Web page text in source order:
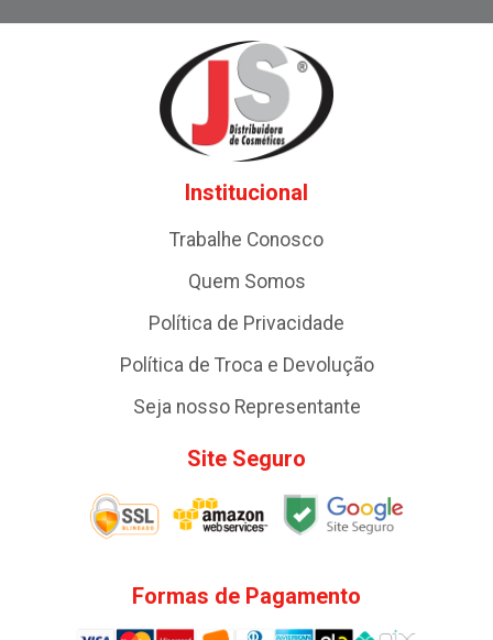
Institucional
Trabalhe Conosco
Quem Somos
Política de Privacidade
Política de Troca e Devolução
Seja nosso Representante
Site Seguro
Formas de Pagamento